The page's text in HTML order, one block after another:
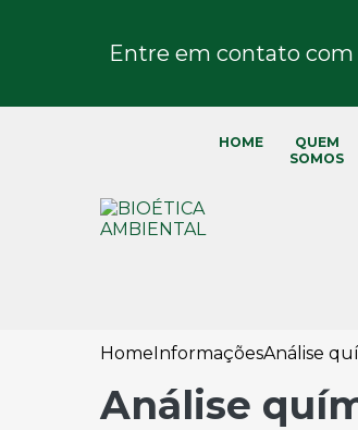
Entre em contato com
HOME
QUEM
SOMOS
HomeInformaçõesAnálise
Análise